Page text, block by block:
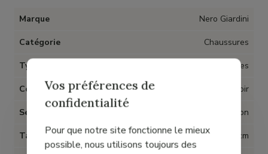
Marque Nero Giardini
Catégorie Chaussures
Type d'article Sandales
Couleur Noir
Semelles amovibles Non
Talon 5 cm
Vos préférences de
confidentialité
Pour que notre site fonctionne le mieux
possible, nous utilisons toujours des